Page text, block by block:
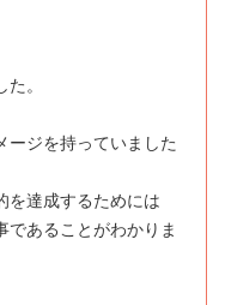
。
ージを持っていました
を達成するためには
であることがわかりま